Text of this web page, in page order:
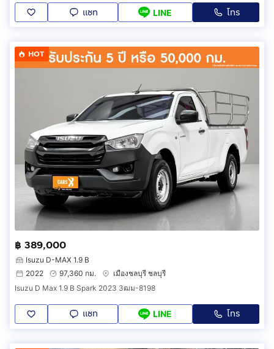
แชท LINE โทร
HOT
฿ 389,000
Isuzu D-MAX 1.9 B
2022
97,360 กม.
เมืองชลบุรี ชลบุรี
Isuzu D Max 1.9 B Spark 2023 3ฒม-8198
แชท LINE โทร